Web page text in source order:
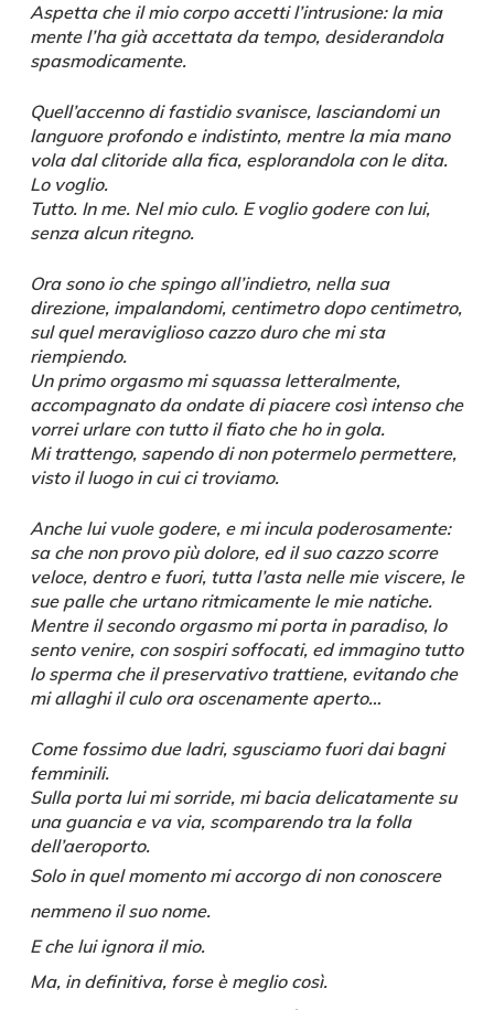
Aspetta che il mio corpo accetti l’intrusione: la mia
mente l’ha già accettata da tempo, desiderandola
spasmodicamente.
Quell’accenno di fastidio svanisce, lasciandomi un
languore profondo e indistinto, mentre la mia mano
vola dal clitoride alla fica, esplorandola con le dita.
Lo voglio.
Tutto. In me. Nel mio culo. E voglio godere con lui,
senza alcun ritegno.
Ora sono io che spingo all’indietro, nella sua
direzione, impalandomi, centimetro dopo centimetro,
sul quel meraviglioso cazzo duro che mi sta
riempiendo.
Un primo orgasmo mi squassa letteralmente,
accompagnato da ondate di piacere così intenso che
vorrei urlare con tutto il fiato che ho in gola.
Mi trattengo, sapendo di non potermelo permettere,
visto il luogo in cui ci troviamo.
Anche lui vuole godere, e mi incula poderosamente:
sa che non provo più dolore, ed il suo cazzo scorre
veloce, dentro e fuori, tutta l’asta nelle mie viscere, le
sue palle che urtano ritmicamente le mie natiche.
Mentre il secondo orgasmo mi porta in paradiso, lo
sento venire, con sospiri soffocati, ed immagino tutto
lo sperma che il preservativo trattiene, evitando che
mi allaghi il culo ora oscenamente aperto…
Come fossimo due ladri, sgusciamo fuori dai bagni
femminili.
Sulla porta lui mi sorride, mi bacia delicatamente su
una guancia e va via, scomparendo tra la folla
dell’aeroporto.
Solo in quel momento mi accorgo di non conoscere
nemmeno il suo nome.
E che lui ignora il mio.
Ma, in definitiva, forse è meglio così.